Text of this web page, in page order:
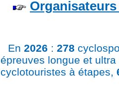
En 2026 : 278
épreuves longue et
cyclotouristes à étapes,